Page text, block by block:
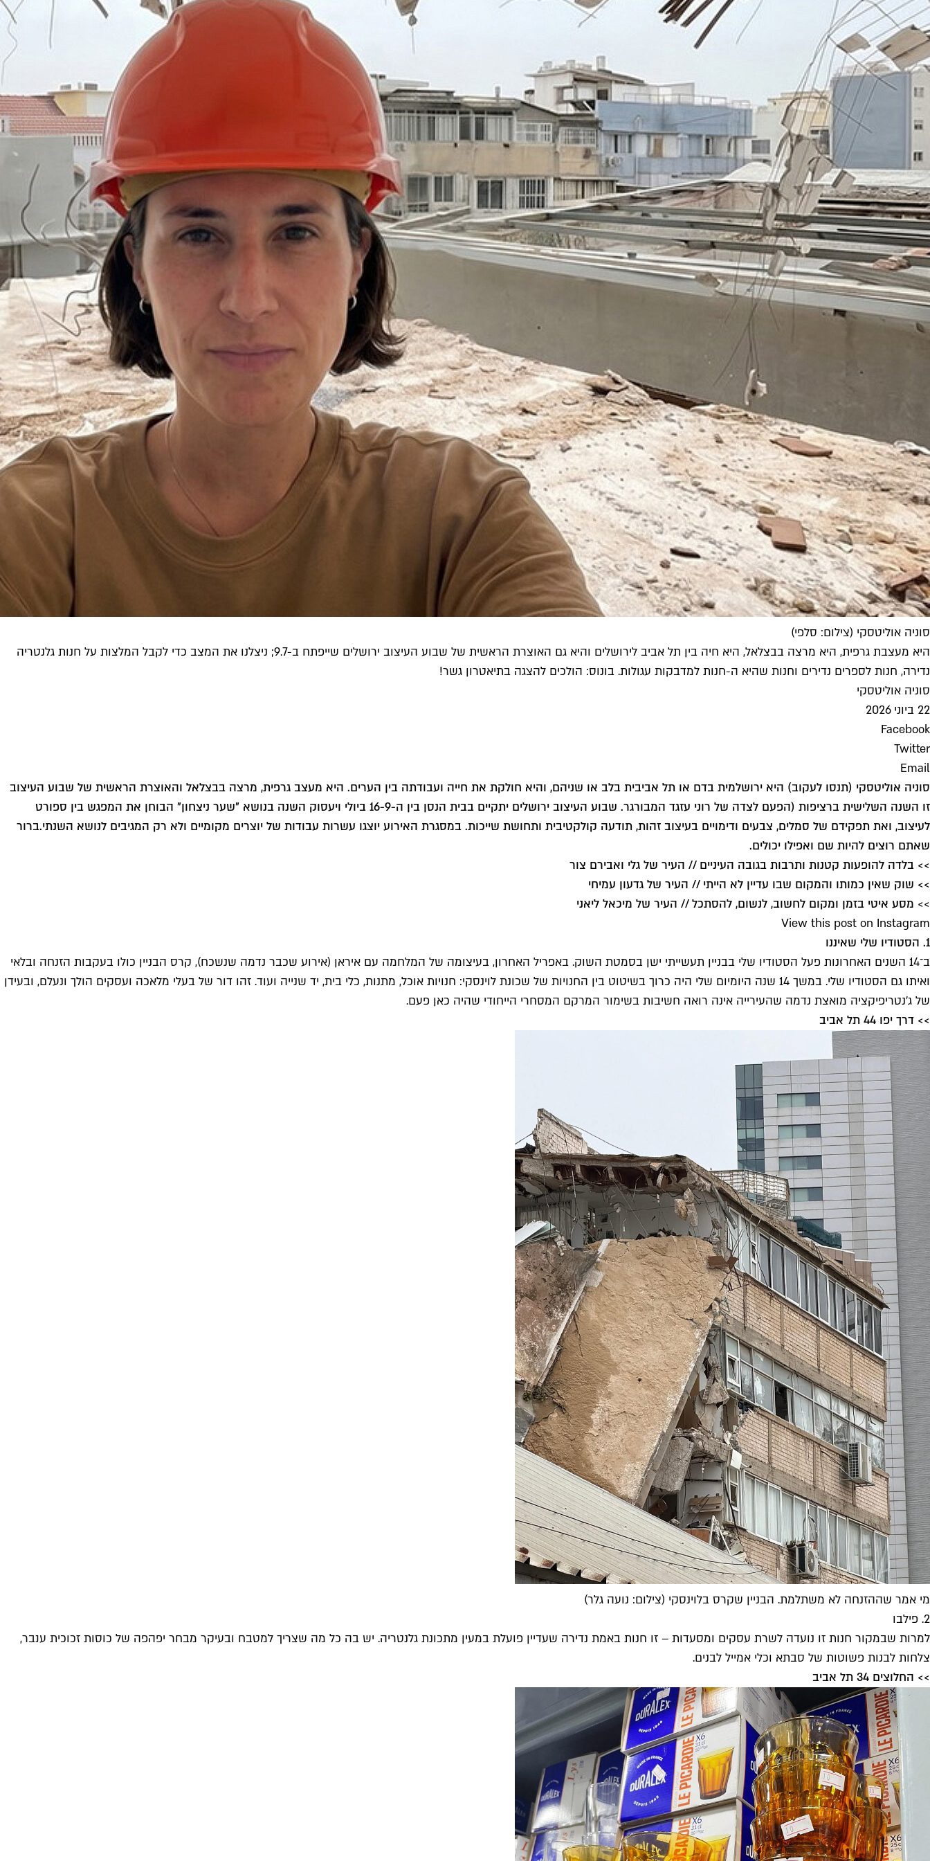
סוניה אוליטסקי (צילום: סלפי)
היא מעצבת גרפית, היא מרצה בבצלאל, היא חיה בין תל אביב לירושלים והיא גם האוצרת הראשית של שבוע העיצוב ירושלים שייפתח ב-9.7; ניצלנו את המצב כדי לקבל המלצות על חנות גלנטריה
נדירה, חנות לספרים נדירים וחנות שהיא ה-חנות למדבקות עגולות. בונוס: הולכים להצגה בתיאטרון גשר!
סוניה אוליטסקי
22 ביוני 2026
Facebook
Twitter
Email
סוניה אוליטסקי (תנסו לעקוב) היא ירושלמית בדם או תל אביבית בלב או שניהם, והיא חולקת את חייה ועבודתה בין הערים. היא מעצב גרפית, מרצה בבצלאל והאוצרת הראשית של שבוע העיצוב
זו השנה השלישית ברציפות (הפעם לצדה של רוני עזגד המבורגר. שבוע העיצוב ירושלים יתקיים בבית הנסן בין ה-16-9 ביולי ויעסוק השנה בנושא "שער ניצחון" הבוחן את המפגש בין ספורט
לעיצוב, ואת תפקידם של סמלים, צבעים ודימויים בעיצוב זהות, תודעה קולקטיבית ותחושת שייכות. במסגרת האירוע יוצגו עשרות עבודות של יוצרים מקומיים ולא רק המגיבים לנושא השנתי.ברור
שאתם רוצים להיות שם ואפילו יכולים.
>> בלדה להופעות קטנות ותרבות בגובה העיניים // העיר של גלי ואבירם צור
>> שוק שאין כמותו והמקום שבו עדיין לא הייתי // העיר של גדעון עמיחי
>> מסע איטי בזמן ומקום לחשוב, לנשום, להסתכל // העיר של מיכאל ליאני
View this post on Instagram
1. הסטודיו שלי שאיננו
ב־14 השנים האחרונות פעל הסטודיו שלי בבניין תעשייתי ישן בסמטת השוק. באפריל האחרון, בעיצומה של המלחמה עם איראן (אירוע שכבר נדמה שנשכח), קרס הבניין כולו בעקבות הזנחה ובלאי
ואיתו גם הסטודיו שלי. במשך 14 שנה היומיום שלי היה כרוך בשיטוט בין החנויות של שכונת לוינסקי: חנויות אוכל, מתנות, כלי בית, יד שנייה ועוד. זהו דור של בעלי מלאכה ועסקים הולך ונעלם, ובעידן
של ג'נטריפיקציה מואצת נדמה שהעירייה אינה רואה חשיבות בשימור המרקם המסחרי הייחודי שהיה כאן פעם.
>> דרך יפו 44 תל אביב
מי אמר שההזנחה לא משתלמת. הבניין שקרס בלוינסקי (צילום: נועה גלר)
2. פילבו
למרות שבמקור חנות זו נועדה לשרת עסקים ומסעדות – זו חנות באמת נדירה שעדיין פועלת במעין מתכונת גלנטריה. יש בה כל מה שצריך למטבח ובעיקר מבחר יפהפה של כוסות זכוכית ענבר,
צלחות לבנות פשוטות של סבתא וכלי אמייל לבנים.
>> החלוצים 34 תל אביב